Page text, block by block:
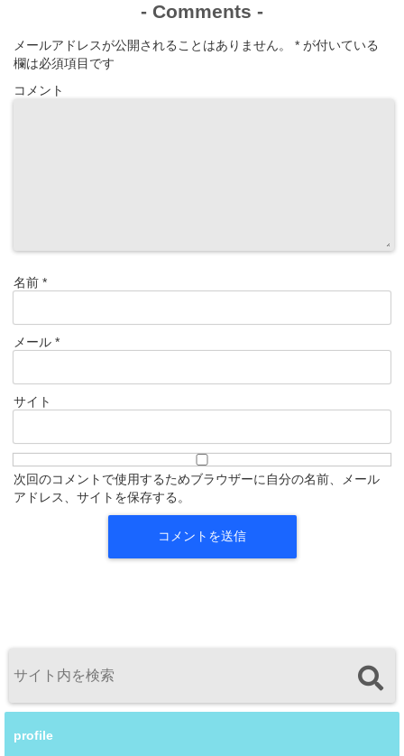
- Comments -
メールアドレスが公開されることはありません。 * が付いている
欄は必須項目です
コメント
名前 *
メール *
サイト
次回のコメントで使用するためブラウザーに自分の名前、メール
アドレス、サイトを保存する。
profile